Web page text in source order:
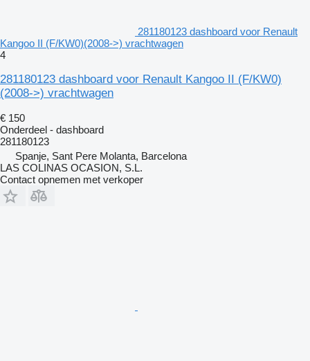
281180123 dashboard voor Renault
Kangoo II (F/KW0)(2008->) vrachtwagen
4
281180123 dashboard voor Renault Kangoo II (F/KW0)
(2008->) vrachtwagen
€ 150
Onderdeel - dashboard
281180123
Spanje, Sant Pere Molanta, Barcelona
LAS COLINAS OCASION, S.L.
Contact opnemen met verkoper